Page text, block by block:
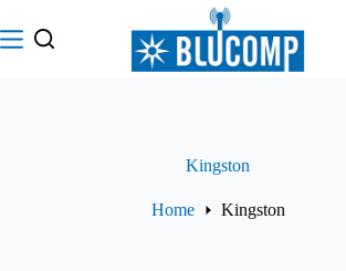
al
contenuto
Kingston
Home Kingston